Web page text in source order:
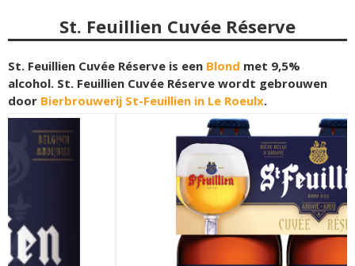
St. Feuillien Cuvée Réserve
St. Feuillien Cuvée Réserve is een Blond met 9,5%
alcohol. St. Feuillien Cuvée Réserve wordt gebrouwen
door Bierbrouwerij St-Feuillien in Le Roeulx.